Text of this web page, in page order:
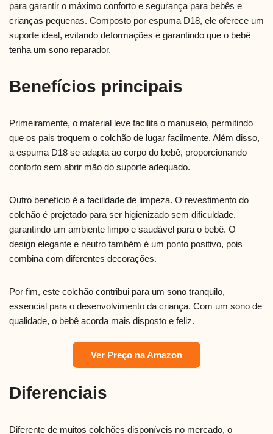
para garantir o máximo conforto e segurança para bebês e
crianças pequenas. Composto por espuma D18, ele oferece um
suporte ideal, evitando deformações e garantindo que o bebê
tenha um sono reparador.
Benefícios principais
Primeiramente, o material leve facilita o manuseio, permitindo
que os pais troquem o colchão de lugar facilmente. Além disso,
a espuma D18 se adapta ao corpo do bebê, proporcionando
conforto sem abrir mão do suporte adequado.
Outro benefício é a facilidade de limpeza. O revestimento do
colchão é projetado para ser higienizado sem dificuldade,
garantindo um ambiente limpo e saudável para o bebê. O
design elegante e neutro também é um ponto positivo, pois
combina com diferentes decorações.
Por fim, este colchão contribui para um sono tranquilo,
essencial para o desenvolvimento da criança. Com um sono de
qualidade, o bebê acorda mais disposto e feliz.
Ver Preço na Amazon
Diferenciais
Diferente de muitos colchões disponíveis no mercado, o